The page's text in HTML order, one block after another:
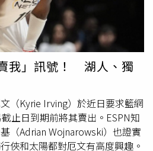
透納）把球轟出牆，我都想說
棒的？』」，肯定透納表現也幽
我」訊號！ 湖人、獨
（Kyrie Irving）於近日要求籃網
止日到期前將其賣出。ESPN知
（Adrian Wojnarowski）也證實
俠和太陽都對厄文有高度興趣。